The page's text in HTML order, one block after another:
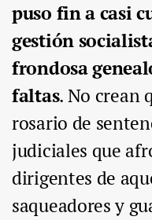
puso fin a casi
gestión
frondosa
faltas. No crean
rosario de
judiciales que
dirigentes de
saqueadores y